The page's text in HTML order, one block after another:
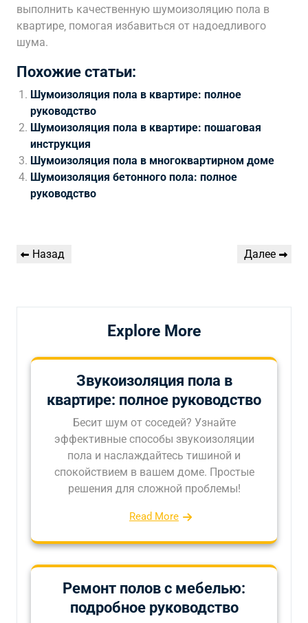
выполнить качественную шумоизоляцию пола в
квартире‚ помогая избавиться от надоедливого
шума.
Похожие статьи:
Шумоизоляция пола в квартире: полное
руководство
Шумоизоляция пола в квартире: пошаговая
инструкция
Шумоизоляция пола в многоквартирном доме
Шумоизоляция бетонного пола: полное
руководство
Навигация
Предыдущая
Назад
Следующая
Далее
Explore More
Звукоизоляция пола в
квартире: полное руководство
Бесит шум от соседей? Узнайте
эффективные способы звукоизоляции
пола и наслаждайтесь тишиной и
спокойствием в вашем доме. Простые
решения для сложной проблемы!
Read More
Ремонт полов с мебелью:
подробное руководство